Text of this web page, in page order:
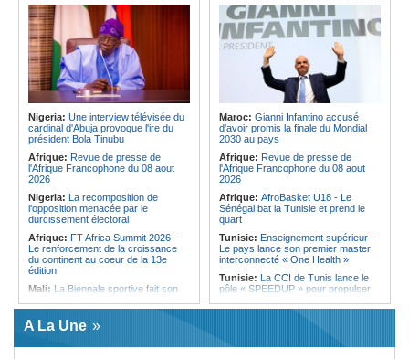
Angola:
Petro qualifié pour les
demi-finales du championnat
national féminin
Angola:Baisse des cas de
tuberculose au premier semestre
dans la province de Cunene
Angola:Le pétrole brut Brent
s'échange en territoire positif
Angola:La Centrale thermique de
Cabinda renforcée de 30 mégawatts
Madagascar:Athlétisme - 100
mètres - Junior Tsiravay et Zo
Rakotonary co-champions
Madagascar:
Rakotondramiara, Président du
Rouge - « Aucun retour
d'investissement pour les petits
Agroalimentaire - Les
boissons locales conquièrent le
marché
Nigeria: Une interview télévisée du
cardinal d'Abuja provoque l'ire du
président Bola Tinubu
Afrique: Revue de presse de
l'Afrique Francophone du 08 aout
2026
Nigeria: La recomposition de
l'opposition menacée par le
durcissement électoral
Afrique: FT Africa Summit 2026 -
Le renforcement de la croissance
du continent au coeur de la 13e
édition
Mali: La Biennale sportive fait son
Afrique de l'Ouest:
financier régional - Un bon plant
Maroc: Gianni Infantino accusé
d'avoir promis la finale du Mondial
2030 au pays
Afrique: Revue de presse de
l'Afrique Francophone du 08 aout
2026
Afrique: AfroBasket U18 - Le
Sénégal bat la Tunisie et prend le
quart
Tunisie: Enseignement supérieur -
Le pays lance son premier master
interconnecté « One Health »
Tunisie: La CCI de Tunis lance le
pôle « SPEEDUP » pour propulser
professoral pour la rentrée
A La Une